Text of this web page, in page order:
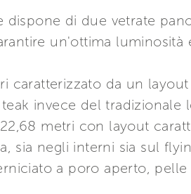
dispone di due vetrate
un'ottima luminosità
caratterizzato da un
invece del tradizionale
metri con layout
sia negli interni sia sul
a poro aperto,